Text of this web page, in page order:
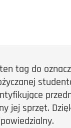
tag do
jej sprzęt.